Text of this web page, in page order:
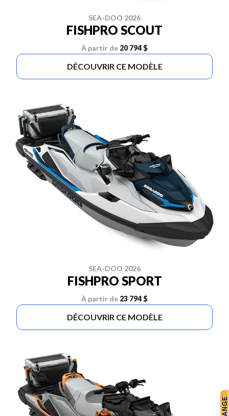
SEA-DOO 2026
FISHPRO SCOUT
À partir de 20 794 $
DÉCOUVRIR CE MODÈLE
SEA-DOO 2026
FISHPRO SPORT
À partir de 23 794 $
DÉCOUVRIR CE MODÈLE